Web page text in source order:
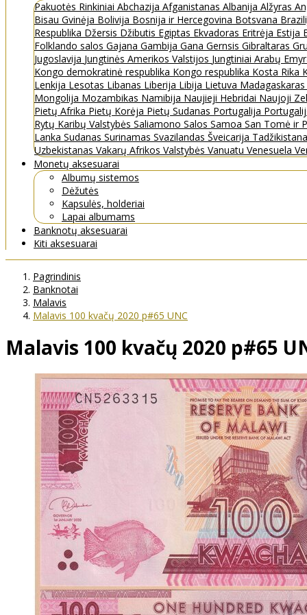
Pakuotės Rinkiniai Abchazija Afganistanas Albanija Alžyras
Bisau Gvinėja Bolivija Bosnija ir Hercegovina Botsvana
Respublika Džersis Džibutis Egiptas Ekvadoras Eritrėja Estija
Folklando salos Gajana Gambija Gana Gernsis Gibraltaras
Jugoslavija Jungtinės Amerikos Valstijos Jungtiniai Arabų
Kongo demokratinė respublika Kongo respublika Kosta Rika
Lenkija Lesotas Libanas Liberija Libija Lietuva Madagaskaras
Mongolija Mozambikas Namibija Naujieji Hebridai Naujoji
Pietų Afrika Pietų Korėja Pietų Sudanas Portugalija
Rytų Karibų Valstybės Saliamono Salos Samoa San Tomė ir
Lanka Sudanas Surinamas Svazilandas Šveicarija
Uzbekistanas Vakarų Afrikos Valstybės Vanuatu Venesuela
Monetų aksesuarai
Albumų sistemos
Dėžutės
Kapsulės, holderiai
Lapai albumams
Banknotų aksesuarai
Kiti aksesuarai
Pagrindinis
Banknotai
Malavis
Malavis 100 kvačų 2020 p#65 UNC
Malavis 100 kvačų 2020 p#65